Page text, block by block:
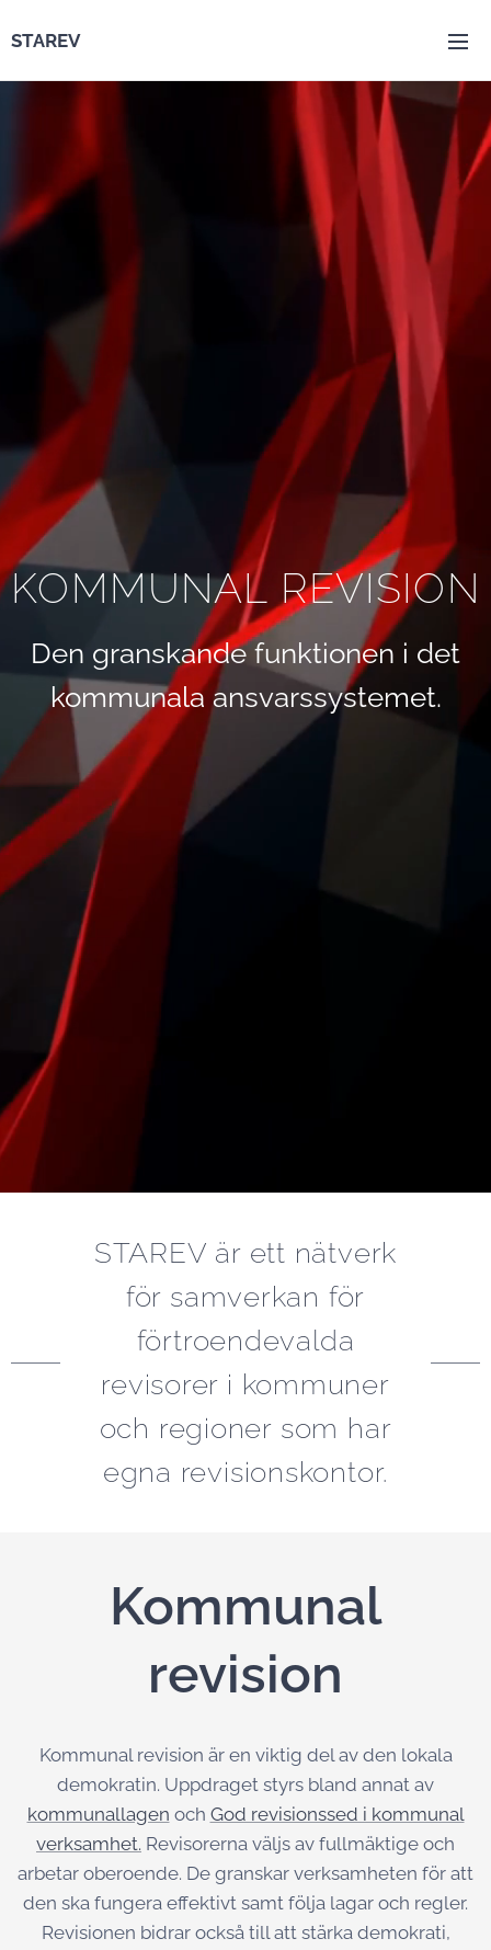
STAREV
KOMMUNAL REVISION
Den granskande funktionen i det
kommunala ansvarssystemet.
STAREV är ett nätverk
för samverkan för
förtroendevalda
revisorer i kommuner
och regioner som har
egna revisionskontor.
Kommunal
revision
Kommunal revision är en viktig del av den lokala
demokratin. Uppdraget styrs bland annat av
kommunallagen och God revisionssed i kommunal
verksamhet. Revisorerna väljs av fullmäktige och
arbetar oberoende. De granskar verksamheten för att
den ska fungera effektivt samt följa lagar och regler.
Revisionen bidrar också till att stärka demokrati,